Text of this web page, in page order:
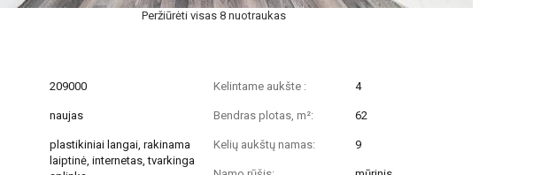
Peržiūrėti visas 8 nuotraukas
209000 Kelintame aukšte : 4
naujas Bendras plotas, m²: 62
plastikiniai langai, rakinama
laiptinė, internetas, tvarkinga
Kelių aukštų namas: 9